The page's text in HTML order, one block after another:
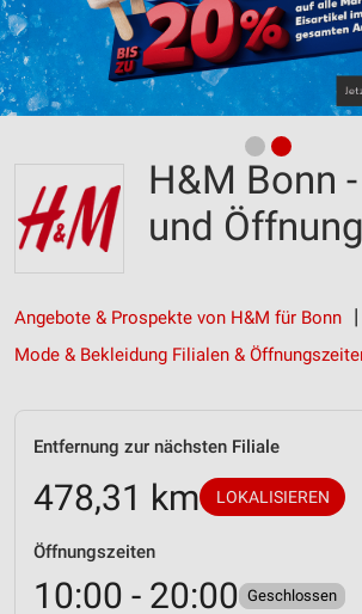
H&M Bonn
und
Angebote & Prospekte von H&M für Bonn
Mode & Bekleidung Filialen &
Entfernung zur nächsten Filiale
478,31 km LOKALISIEREN
Öffnungszeiten
10:00 - 20:00 Geschlossen